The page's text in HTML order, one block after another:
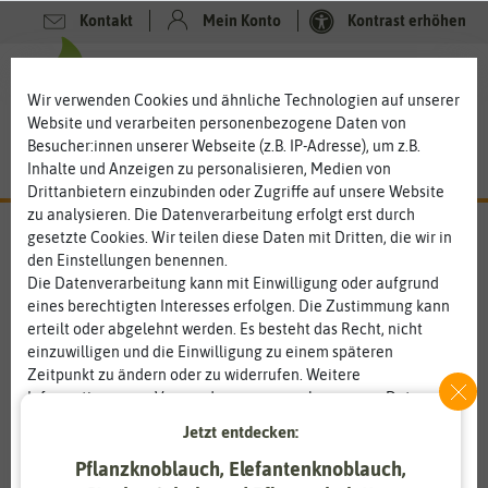
Kontakt Mein Konto Kontrast erhöhen
-20%
Wir verwenden Cookies und ähnliche Technologien auf unserer
Website und verarbeiten personenbezogene Daten von
Besucher:innen unserer Webseite (z.B. IP-Adresse), um z.B.
Inhalte und Anzeigen zu personalisieren, Medien von
Drittanbietern einzubinden oder Zugriffe auf unsere Website
zu analysieren. Die Datenverarbeitung erfolgt erst durch
gesetzte Cookies. Wir teilen diese Daten mit Dritten, die wir in
den Einstellungen benennen.
Die Datenverarbeitung kann mit Einwilligung oder aufgrund
eines berechtigten Interesses erfolgen. Die Zustimmung kann
erteilt oder abgelehnt werden. Es besteht das Recht, nicht
einzuwilligen und die Einwilligung zu einem späteren
Zeitpunkt zu ändern oder zu widerrufen. Weitere
Informationen zur Verwendung personenbezogener Daten und
Essenziell Statistik
Jetzt entdecken:
Pflanzknoblauch, Elefantenknoblauch,